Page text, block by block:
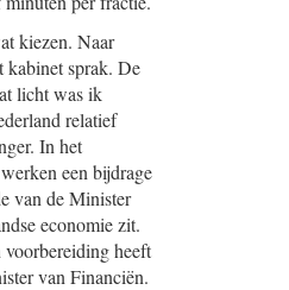
kiezen. Naar
kabinet sprak. De
licht was ik
relatief
In het
een bijdrage
van de Minister
economie zit.
heeft
van Financiën.